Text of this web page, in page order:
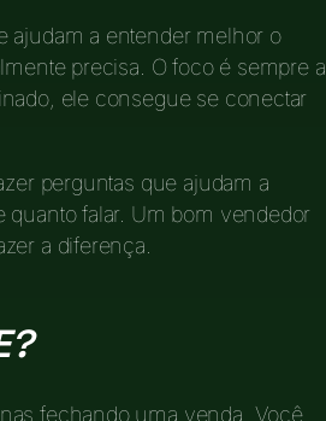
ajudam a entender melhor o
precisa. O foco é sempre a
ele consegue se conectar
perguntas que ajudam a
quanto falar. Um bom vendedor
a diferença.
fechando uma venda. Você